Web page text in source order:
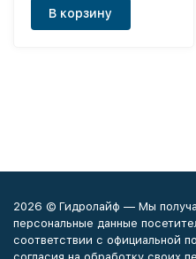
В корзину
2026 © Гидролайф — Мы
персональные данные
соответствии с официальной